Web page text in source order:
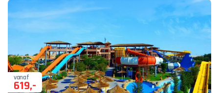
vanaf
619,-